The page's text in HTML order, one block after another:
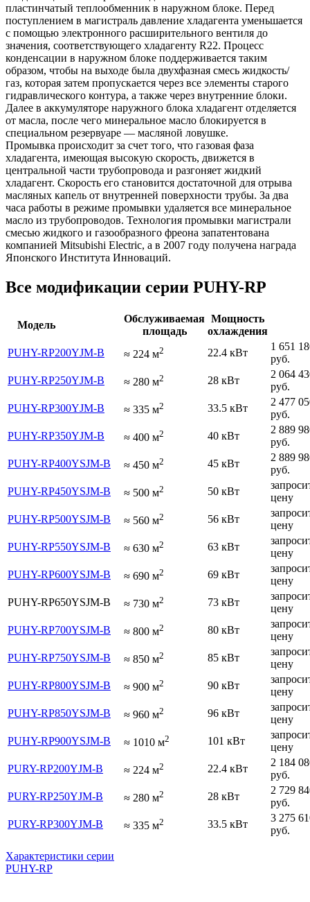
пластинчатый теплообменник в наружном блоке. Перед
поступлением в магистраль давление хладагента уменьшается
с помощью электронного расширительного вентиля до
значения, соответствующего хладагенту R22. Процесс
конденсации в наружном блоке поддерживается таким
образом, чтобы на выходе была двухфазная смесь жидкость/
газ, которая затем пропускается через все элементы старого
гидравлического контура, а также через внутренние блоки.
Далее в аккумуляторе наружного блока хладагент отделяется
от масла, после чего минеральное масло блокируется в
специальном резервуаре — масляной ловушке.
Промывка происходит за счет того, что газовая фаза
хладагента, имеющая высокую скорость, движется в
центральной части трубопровода и разгоняет жидкий
хладагент. Скорость его становится достаточной для отрыва
масляных капель от внутренней поверхности трубы. За два
часа работы в режиме промывки удаляется все минеральное
масло из трубопроводов. Технология промывки магистрали
смесью жидкого и газообразного фреона запатентована
компанией Mitsubishi Electric, а в 2007 году получена награда
Японского Института Инноваций.
Все модификации серии PUHY-RP
Модель
Обслуживаемая
площадь
Мощность
охлаждения
PUHY-RP200YJM-B
≈ 224 м2 22.4 кВт
1 651
руб.
PUHY-RP250YJM-B
≈ 280 м2 28 кВт
2 064
руб.
PUHY-RP300YJM-B
≈ 335 м2 33.5 кВт
2 477
руб.
PUHY-RP350YJM-B
≈ 400 м2 40 кВт
2 889
руб.
PUHY-RP400YSJM-B
≈ 450 м2 45 кВт
2 889
руб.
PUHY-RP450YSJM-B
≈ 500 м2 50 кВт
цену
PUHY-RP500YSJM-B
≈ 560 м2 56 кВт
цену
PUHY-RP550YSJM-B
≈ 630 м2 63 кВт
цену
PUHY-RP600YSJM-B
≈ 690 м2 69 кВт
цену
PUHY-RP650YSJM-B
≈ 730 м2 73 кВт
цену
PUHY-RP700YSJM-B
≈ 800 м2 80 кВт
цену
PUHY-RP750YSJM-B
≈ 850 м2 85 кВт
цену
PUHY-RP800YSJM-B
≈ 900 м2 90 кВт
цену
PUHY-RP850YSJM-B
≈ 960 м2 96 кВт
цену
PUHY-RP900YSJM-B
≈ 1010 м2 101 кВт
цену
PURY-RP200YJM-B
≈ 224 м2 22.4 кВт
2 184
руб.
PURY-RP250YJM-B
≈ 280 м2 28 кВт
2 729
руб.
PURY-RP300YJM-B
≈ 335 м2 33.5 кВт
3 275
руб.
Характеристики серии
PUHY-RP